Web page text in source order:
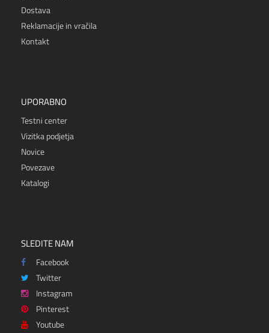
Dostava
Reklamacije in vračila
Kontakt
UPORABNO
Testni center
Vizitka podjetja
Novice
Povezave
Katalogi
SLEDITE NAM
Facebook
Twitter
Instagram
Pinterest
Youtube